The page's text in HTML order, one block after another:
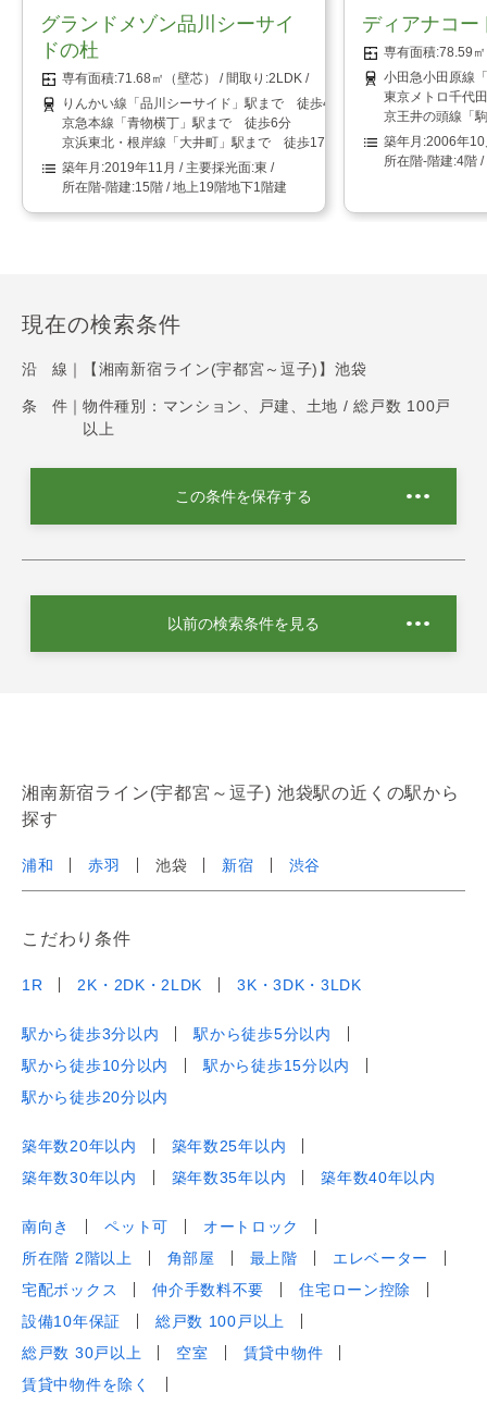
グランドメゾン品川シーサイ
ドの杜
71.68㎡（壁芯）
2LDK
りんかい線「品川シーサイド」駅まで 徒歩4分
京急本線「青物横丁」駅まで 徒歩6分
京浜東北・根岸線「大井町」駅まで 徒歩17分
2019年11月
東
15階 / 地上19階地下1階建
ディアナコー
78.59
小田急小田原線
東京メトロ千代
京王井の頭線「
2006年10
4階 /
現在の検索条件
沿 線｜ 【湘南新宿ライン(宇都宮～逗子)】池袋
条 件｜ 物件種別：マンション、戸建、土地 / 総戸数 100戸
以上
この条件を保存する
以前の検索条件を見る
湘南新宿ライン(宇都宮～逗子) 池袋駅の近くの駅から
探す
浦和 赤羽 池袋 新宿 渋谷
こだわり条件
1R 2K・2DK・2LDK 3K・3DK・3LDK
駅から徒歩3分以内
駅から徒歩5分以内
駅から徒歩10分以内
駅から徒歩15分以内
駅から徒歩20分以内
築年数20年以内
築年数25年以内
築年数30年以内
築年数35年以内 築年数40年以内
南向き ペット可
オートロック
所在階 2階以上
角部屋 最上階
エレベーター
宅配ボックス
仲介手数料不要
住宅ローン控除
設備10年保証
総戸数 100戸以上
総戸数 30戸以上
空室
賃貸中物件
賃貸中物件を除く